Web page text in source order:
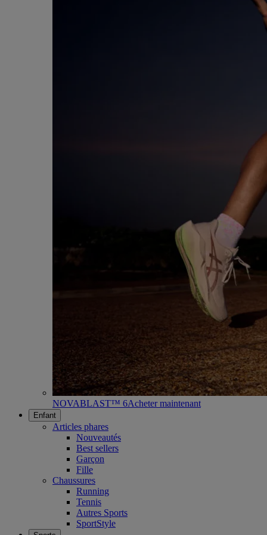
NOVABLAST™ 6Acheter maintenant
Enfant
Articles phares
Nouveautés
Best sellers
Garçon
Fille
Chaussures
Running
Tennis
Autres Sports
SportStyle